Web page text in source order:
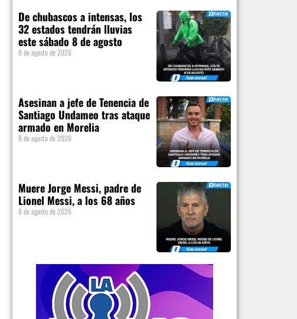
De chubascos a intensas, los
32 estados tendrán lluvias
este sábado 8 de agosto
8 de agosto de 2026
Asesinan a jefe de Tenencia de
Santiago Undameo tras ataque
armado en Morelia
8 de agosto de 2026
Muere Jorge Messi, padre de
Lionel Messi, a los 68 años
8 de agosto de 2026